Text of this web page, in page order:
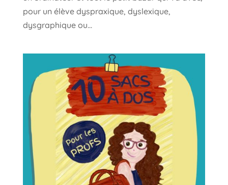
pour un élève dyspraxique, dyslexique,
dysgraphique ou...